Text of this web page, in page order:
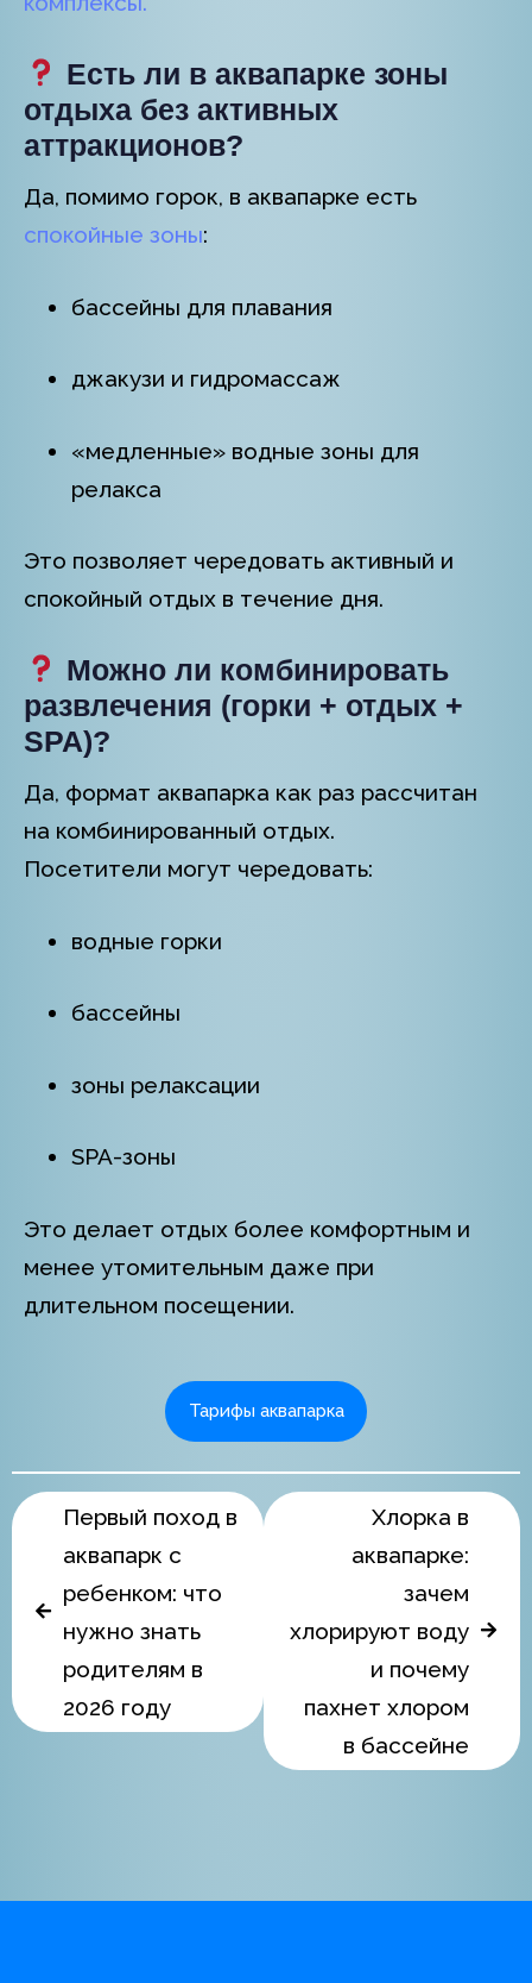
Есть ли в аквапарке зоны
отдыха без активных
аттракционов?
Да, помимо горок, в аквапарке есть
спокойные зоны:
бассейны для плавания
джакузи и гидромассаж
«медленные» водные зоны для
релакса
Это позволяет чередовать активный и
спокойный отдых в течение дня.
Можно ли комбинировать
развлечения (горки + отдых +
SPA)?
Да, формат аквапарка как раз рассчитан
на комбинированный отдых.
Посетители могут чередовать:
водные горки
бассейны
зоны релаксации
SPA-зоны
Это делает отдых более комфортным и
менее утомительным даже при
длительном посещении.
Тарифы аквапарка
Первый поход в
аквапарк с
ребенком: что
нужно знать
родителям в
2026 году
Хлорка в
аквапарке:
зачем
хлорируют воду
и почему
пахнет хлором
в бассейне